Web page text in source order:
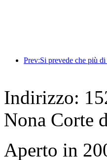
Indirizzo:
Nona Corte
Aperto in